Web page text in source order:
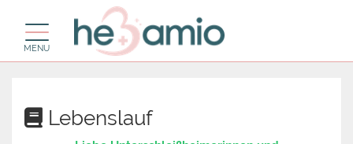
Toggle navigation
MENU
Lebenslauf